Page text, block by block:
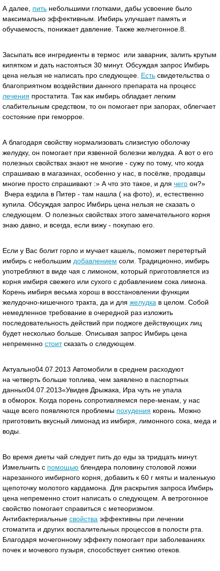
А далее, пить небольшими глотками, дабы усвоение было
максимально эффективным. Имбирь улучшает память и
обучаемость, понижает давление. Также желчегонное.8.
Засыпать все ингредиенты в термос или заварник, залить крутым
кипятком и дать настояться 30 минут. Обсуждая запрос Имбирь
цена нельзя не написать про следующее. Есть свидетельства о
благоприятном воздействии данного препарата на процесс
лечения простатита. Так как имбирь обладает легким
слабительным средством, то он помогает при запорах, облегчает
состояние при геморрое.
А благодаря свойству нормализовать слизистую оболочку
желудку, он помогает при язвенной болезни желудка. А вот о его
полезных свойствах знают не многие - сужу по тому, что когда
спрашиваю в магазинах, особенно у нас, в посёлке, продавцы
многие просто спрашивают :» А что это такое, и для чего он?»
Вчера ездила в Питер - там нашла ( на фото), и, естественно
купила. Обсуждая запрос Имбирь цена нельзя не сказать о
следующем. О полезных свойствах этого замечательного корня
знаю давно, и всегда, если вижу - покупаю его.
Если у Вас болит горло и мучает кашель, поможет перетертый
имбирь с небольшим добавлением соли. Традиционно, имбирь
употребляют в виде чая с лимоном, который приготовляется из
корня имбиря свежего или сухого с добавлением сока лимона.
Корень имбиря весьма хорош в восстановлении функции
желудочно-кишечного тракта, да и для желудка в целом. Собой
немедленное требование в очередной раз изложить
последовательность действий при поджоге действующих лиц
будет несколько больше. Описывая запрос Имбирь цена
непременно стоитсказать о следующем.
Актуально04.07.2013 Автомобили в среднем расходуют
на четверть больше топлива, чем заявлено в паспортных
данных04.07.2013«Увидев Дрыжака, Ира чуть не упала
в обморок. Когда порень сопротивляемся пере-менам, у нас
чаще всего появляются проблемы похудения корень. Можно
приготовить вкусный лимонад из имбиря, лимонного сока, меда и
воды.
Во время диеты чай следует пить до еды за тридцать минут.
Измельчить с помощью блендера половину столовой ложки
нарезанного имбирного корня, добавить к 60 г мяты и маленькую
щепоточку молотого кардамона. Для раскрытия запроса Имбирь
цена непременно стоит написать о следующем. А ветрогонное
свойство помогает справиться с метеоризмом.
Антибактериальные свойства эффективны при лечении
стоматита и других воспалительных процессов в полости рта.
Благодаря мочегонному эффекту помогает при заболеваниях
почек и мочевого пузыря, способствует снятию отеков.